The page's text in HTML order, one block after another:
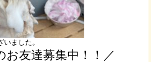
ました。
お友達募集中！！／